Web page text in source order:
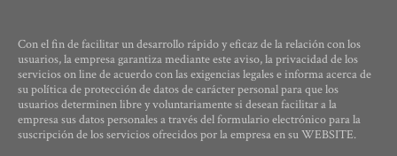
Con el fin de facilitar un desarrollo rápido y eficaz de la relación con los
usuarios, la empresa garantiza mediante este aviso, la privacidad de los
servicios on line de acuerdo con las exigencias legales e informa acerca de
su política de protección de datos de carácter personal para que los
usuarios determinen libre y voluntariamente si desean facilitar a la
empresa sus datos personales a través del formulario electrónico para la
suscripción de los servicios ofrecidos por la empresa en su WEBSITE.